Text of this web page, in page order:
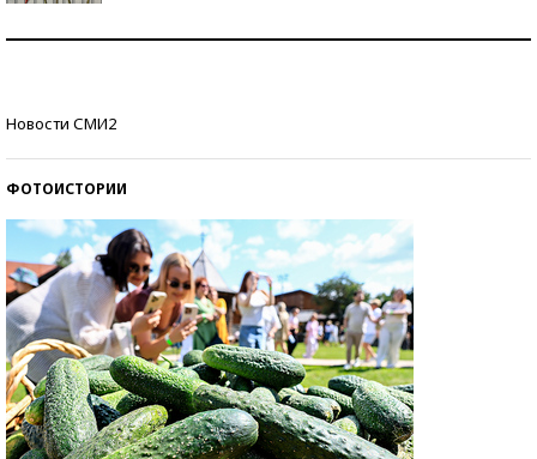
Новости СМИ2
ФОТОИСТОРИИ